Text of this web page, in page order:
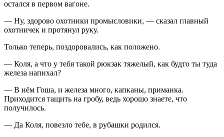
остался в первом вагоне.
— Ну, здорово охотники промысловики, — сказал главный
охотничек и протянул руку.
Только теперь, поздоровались, как положено.
— Коля, а что у тебя такой рюкзак тяжелый, как будто ты туда
железа напихал?
— В нём Гоша, и железа много, капканы, приманка.
Приходится тащить на гробу, ведь хорошо знаете, что
получилось.
— Да Коля, повезло тебе, в рубашки родился.